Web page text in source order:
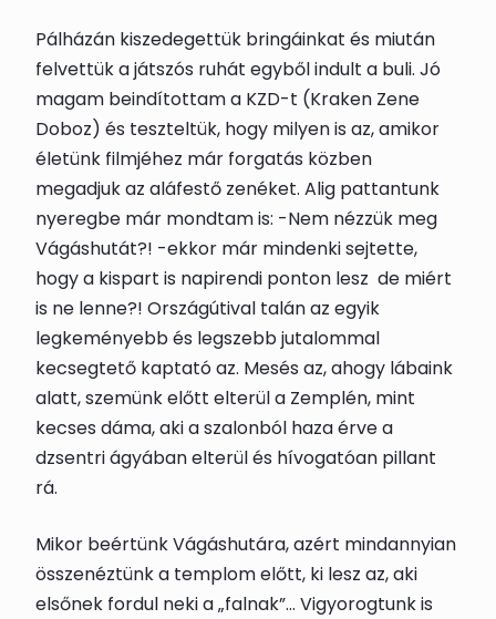
Pálházán kiszedegettük bringáinkat és miután
felvettük a játszós ruhát egyből indult a buli. Jó
magam beindítottam a KZD-t (Kraken Zene
Doboz) és teszteltük, hogy milyen is az, amikor
életünk filmjéhez már forgatás közben
megadjuk az aláfestő zenéket. Alig pattantunk
nyeregbe már mondtam is: -Nem nézzük meg
Vágáshutát?! -ekkor már mindenki sejtette,
hogy a kispart is napirendi ponton lesz de miért
is ne lenne?! Országútival talán az egyik
legkeményebb és legszebb jutalommal
kecsegtető kaptató az. Mesés az, ahogy lábaink
alatt, szemünk előtt elterül a Zemplén, mint
kecses dáma, aki a szalonból haza érve a
dzsentri ágyában elterül és hívogatóan pillant
rá.
Mikor beértünk Vágáshutára, azért mindannyian
összenéztünk a templom előtt, ki lesz az, aki
elsőnek fordul neki a „falnak”… Vigyorogtunk is